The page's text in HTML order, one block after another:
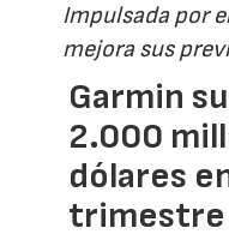
Impulsada por
mejora sus
Garmin
2.000
dólares
trimestre